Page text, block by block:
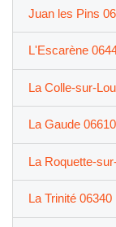
Juan les Pins
L'Escarène
La Colle-sur-
La Gaude 06610
La Roquette-
La Trinité 06340